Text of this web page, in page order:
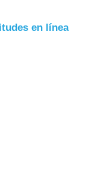
en línea